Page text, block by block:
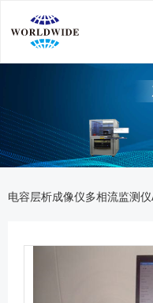
电容层析成像仪多相流监测